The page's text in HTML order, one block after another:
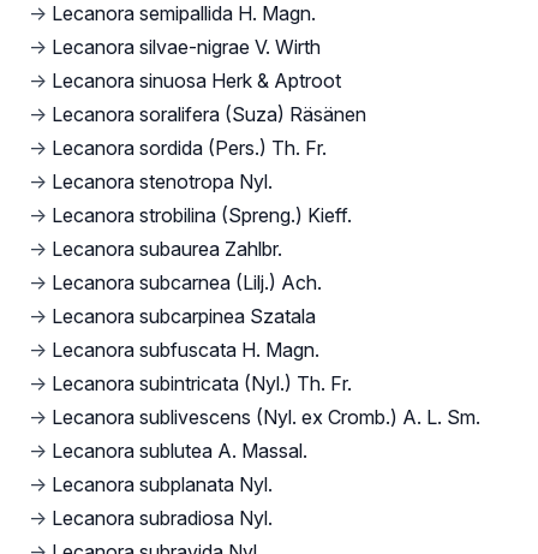
→ Lecanora semipallida H. Magn.
→ Lecanora silvae-nigrae V. Wirth
→ Lecanora sinuosa Herk & Aptroot
→ Lecanora soralifera (Suza) Räsänen
→ Lecanora sordida (Pers.) Th. Fr.
→ Lecanora stenotropa Nyl.
→ Lecanora strobilina (Spreng.) Kieff.
→ Lecanora subaurea Zahlbr.
→ Lecanora subcarnea (Lilj.) Ach.
→ Lecanora subcarpinea Szatala
→ Lecanora subfuscata H. Magn.
→ Lecanora subintricata (Nyl.) Th. Fr.
→ Lecanora sublivescens (Nyl. ex Cromb.) A. L. Sm.
→ Lecanora sublutea A. Massal.
→ Lecanora subplanata Nyl.
→ Lecanora subradiosa Nyl.